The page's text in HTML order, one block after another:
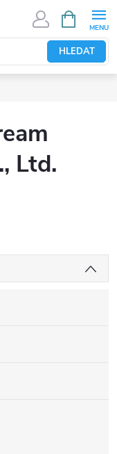
HLEDAT
NÁKUPNÍ
KOŠÍK
Ltd.